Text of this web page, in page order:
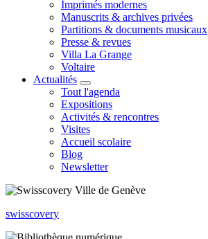
Imprimés modernes
Manuscrits & archives privées
Partitions & documents musicaux
Presse & revues
Villa La Grange
Voltaire
Actualités
Tout l'agenda
Expositions
Activités & rencontres
Visites
Accueil scolaire
Blog
Newsletter
swisscovery